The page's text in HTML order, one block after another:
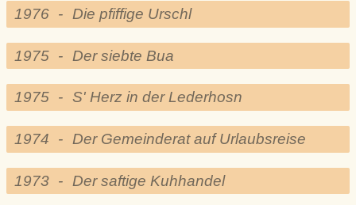
1976 - Die pfiffige Urschl
1975 - Der siebte Bua
1975 - S' Herz in der Lederhosn
1974 - Der Gemeinderat auf Urlaubsreise
1973 - Der saftige Kuhhandel